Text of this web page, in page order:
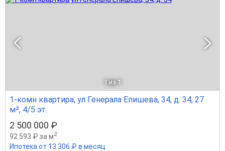
1 из 1
1-комн квартира, ул Генерала Епишева, 34, д. 34, 27
м², 4/5 эт.
2 500 000 ₽
92 593 ₽ за м2
Ипотека от 13 306 ₽ в месяц